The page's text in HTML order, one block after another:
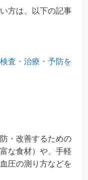
方は、以下の記事
査・治療・予防を
・改善するための
な食材）や、手軽
圧の測り方などを